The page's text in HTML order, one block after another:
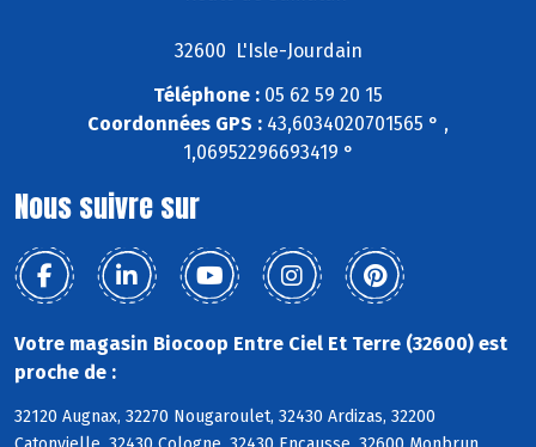
32600 L'Isle-Jourdain
Téléphone : 05 62 59 20 15
Coordonnées GPS : 43,6034020701565 ° ,
1,06952296693419 °
Nous suivre sur
Votre magasin Biocoop Entre Ciel Et Terre (32600) est
proche de :
32120 Augnax, 32270 Nougaroulet, 32430 Ardizas, 32200